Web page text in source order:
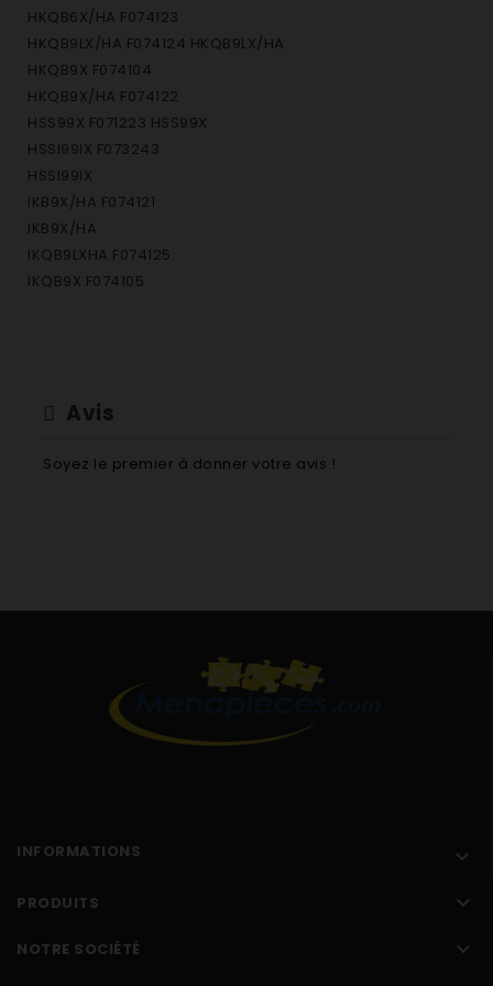
HKQB6X/HA F074123
HKQB9LX/HA F074124 HKQB9LX/HA
HKQB9X F074104
HKQB9X/HA F074122
HSS99X F071223 HSS99X
HSSI99IX F073243
HSSI99IX
IKB9X/HA F074121
IKB9X/HA
IKQB9LXHA F074125
IKQB9X F074105
Avis
Soyez le premier à donner votre avis !
INFORMATIONS 
PRODUITS 
NOTRE SOCIÉTÉ 